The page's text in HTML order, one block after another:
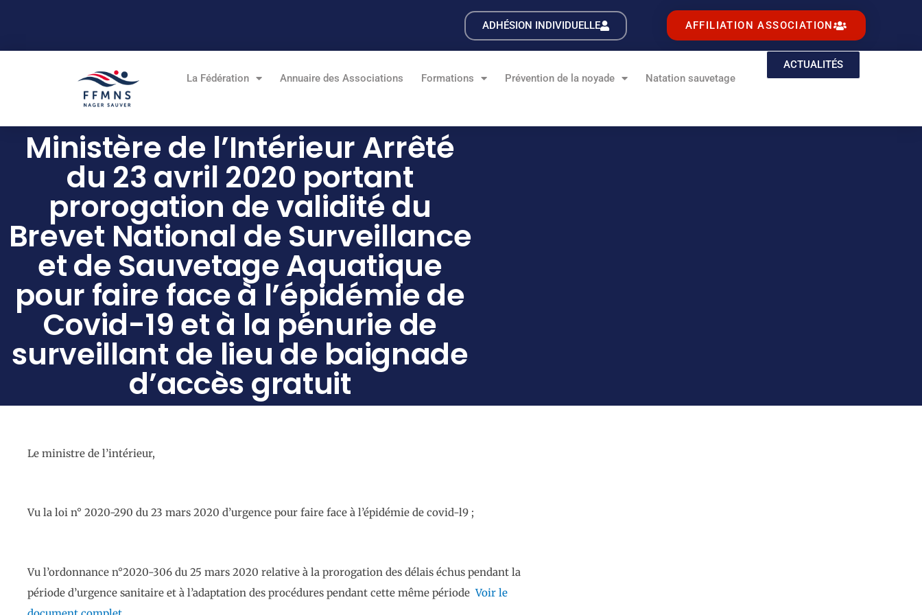
ADHÉSION INDIVIDUELLE AFFILIATION ASSOCIATION
La Fédération Annuaire des Associations Formations Prévention de la noyade Natation sauvetage
ACTUALITÉS
Ministère de l’Intérieur Arrêté
du 23 avril 2020 portant
prorogation de validité du
Brevet National de Surveillance
et de Sauvetage Aquatique
pour faire face à l’épidémie de
Covid-19 et à la pénurie de
surveillant de lieu de baignade
d’accès gratuit
Le ministre de l’intérieur,
Vu la loi n° 2020-290 du 23 mars 2020 d’urgence pour faire face à l’épidémie de covid-l9 ;
Vu l’ordonnance n°2020-306 du 25 mars 2020 relative à la prorogation des délais échus pendant la
période d’urgence sanitaire et à l’adaptation des procédures pendant cette même périodeVoir le